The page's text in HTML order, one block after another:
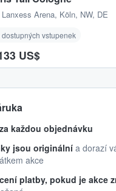
Lanxess Arena, Köln, NW, DE
dostupných vstupenek
US$
každou objednávku
jsou originální a dorazí
akce
platby, pokud je akce